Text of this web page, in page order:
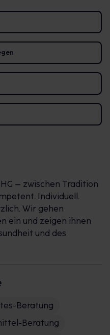
– zwischen Tradition
Individuell.
Wir gehen
ein und zeigen ihnen
und des
Beratung
Beratung